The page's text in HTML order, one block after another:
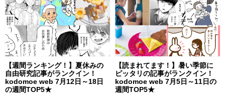
【週間ランキング！】夏休みの
自由研究記事がランクイン！
kodomoe web 7月12日～18日
の週間TOP5★
【読まれてます！】暑い季節に
ピッタリの記事がランクイン！
kodomoe web 7月5日～11日の
週間TOP5★